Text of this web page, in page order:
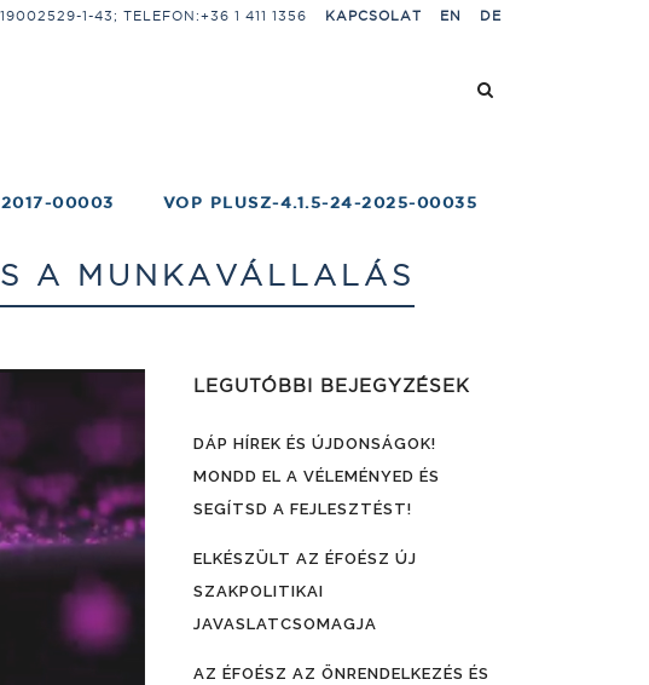
1-43; TELEFON:+36 1 411 1356 KAPCSOLAT EN DE
2017-00003 VOP PLUSZ-4.1.5-24-2025-00035
A MUNKAVÁLLALÁS
LEGUTÓBBI BEJEGYZÉSEK
DÁP HÍREK ÉS ÚJDONSÁGOK!
MONDD EL A VÉLEMÉNYED ÉS
SEGÍTSD A FEJLESZTÉST!
ELKÉSZÜLT AZ ÉFOÉSZ ÚJ
SZAKPOLITIKAI
JAVASLATCSOMAGJA
AZ ÉFOÉSZ AZ ÖNRENDELKEZÉS ÉS